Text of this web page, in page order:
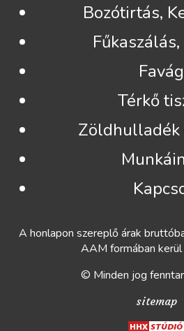
Bozótirtás,
Térkő
A honlapon szereplő árak
AAM formában kerül
© Minden jog
sitemap